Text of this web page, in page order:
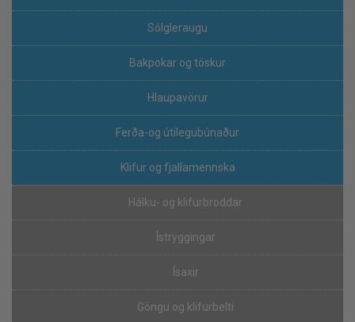
Sólgleraugu
Bakpokar og töskur
Hlaupavörur
Ferða-og útilegubúnaður
Klifur og fjallamennska
Hálku- og klifurbroddar
Ístryggingar
Ísaxir
Göngu og klifurbelti